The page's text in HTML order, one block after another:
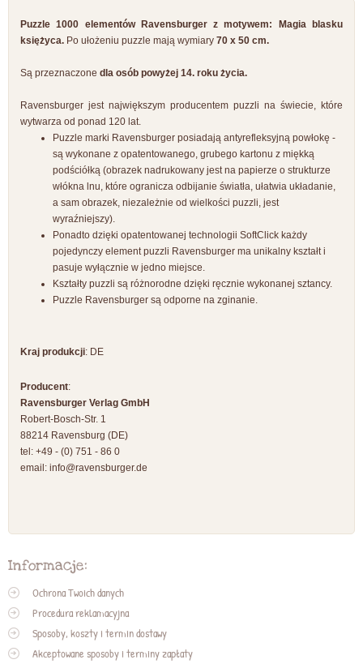
Puzzle 1000 elementów Ravensburger z motywem: Magia blasku
księżyca. Po ułożeniu puzzle mają wymiary 70 x 50 cm.
Są przeznaczone dla osób powyżej 14. roku życia.
Ravensburger jest największym producentem puzzli na świecie, które
wytwarza od ponad 120 lat.
Puzzle marki Ravensburger posiadają antyrefleksyjną powłokę -
są wykonane z opatentowanego, grubego kartonu z miękką
podściółką (obrazek nadrukowany jest na papierze o strukturze
włókna lnu, które ogranicza odbijanie światła, ułatwia układanie,
a sam obrazek, niezależnie od wielkości puzzli, jest
wyraźniejszy).
Ponadto dzięki opatentowanej technologii SoftClick każdy
pojedynczy element puzzli Ravensburger ma unikalny kształt i
pasuje wyłącznie w jedno miejsce.
Kształty puzzli są różnorodne dzięki ręcznie wykonanej sztancy.
Puzzle Ravensburger są odporne na zginanie.
Kraj produkcji: DE
Producent:
Ravensburger Verlag GmbH
Robert-Bosch-Str. 1
88214 Ravensburg (DE)
tel: +49 - (0) 751 - 86 0
email: info@ravensburger.de
Informacje:
Ochrona Twoich danych
Procedura reklamacyjna
Sposoby, koszty i termin dostawy
Akceptowane sposoby i terminy zapłaty